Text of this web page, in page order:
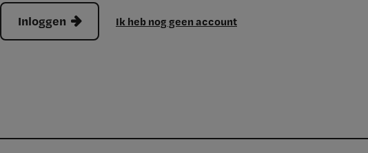
Inloggen Ik heb nog geen account